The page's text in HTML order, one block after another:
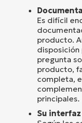
Es difícil
producto.
disposición
pregunta
producto,
completa,
principales.
Su